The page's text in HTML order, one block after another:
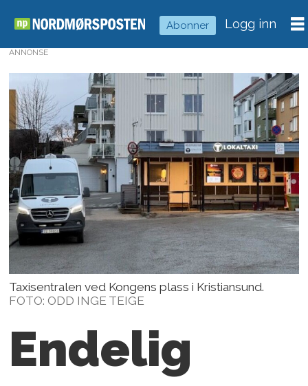
Abonner Logg inn
ANNONSE
Taxisentralen ved Kongens plass i Kristiansund.
FOTO: ODD INGE TEIGE
Endelig